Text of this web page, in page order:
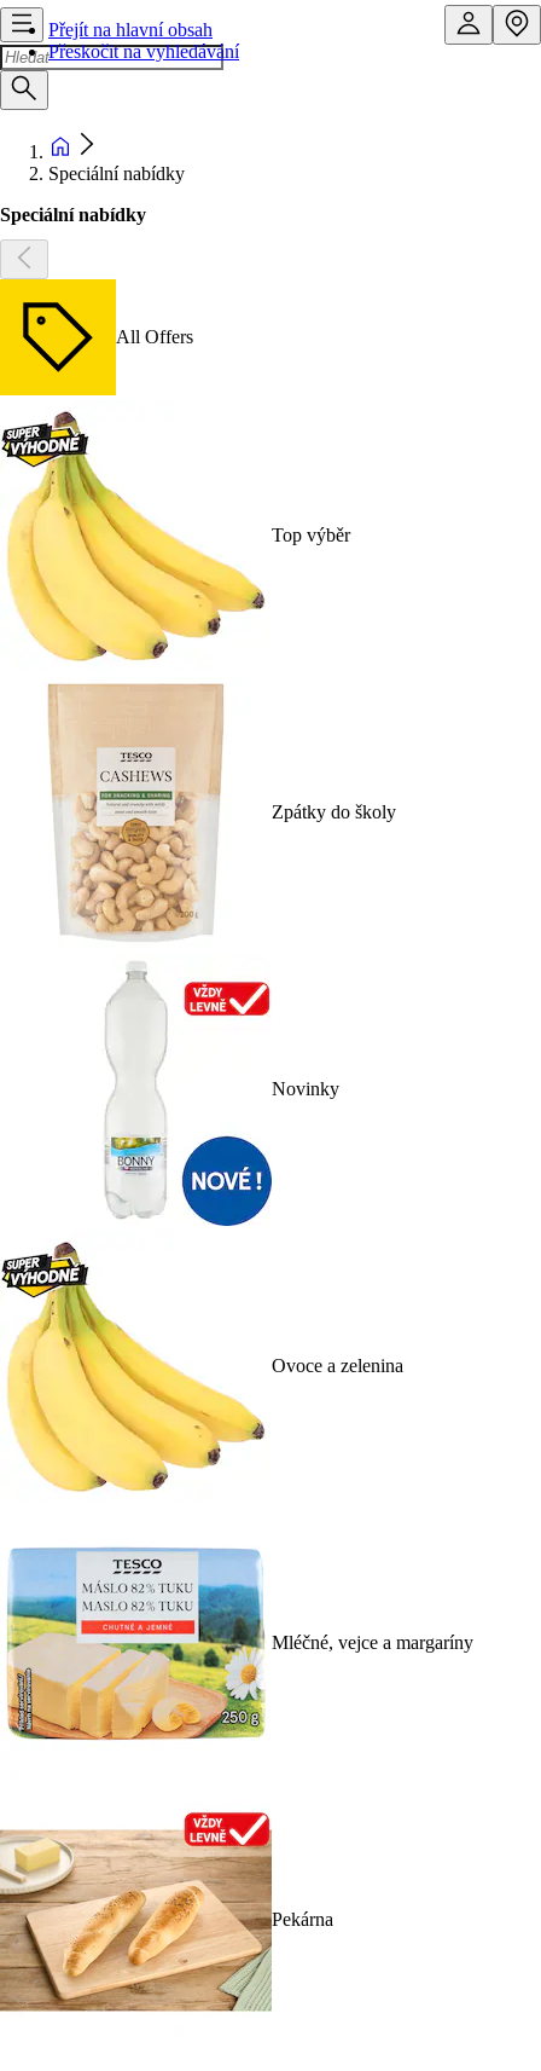
Přejít na hlavní obsah
Přeskočit na vyhledávání
Speciální nabídky
Speciální nabídky
All Offers
Top výběr
Zpátky do školy
Novinky
Ovoce a zelenina
Mléčné, vejce a margaríny
Pekárna